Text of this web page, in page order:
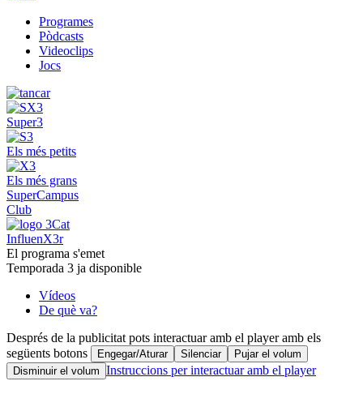
Programes
Pòdcasts
Videoclips
Jocs
Super3
Els més petits
Els més grans
SuperCampus
Club
InfluenX3r
El programa s'emet
Temporada 3 ja disponible
Vídeos
De què va?
Després de la publicitat pots interactuar amb el player amb els
següents botons
Engegar/Aturar Silenciar
Pujar el volum
Disminuir el volum Instruccions per interactuar amb el player